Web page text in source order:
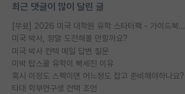
최근 댓글이 많이 달린 글
[무료] 2026 미국 대학원 유학 스타터팩 - 가이드북 & 합격자 컨택메일 템플릿
미국 박사, 정말 도전해볼 만할까요?
미국 박사 컨택 메일 답변 질문
미박 탑스쿨 유학이 빡세진 이유
혹시 이정도 스펙이면 어느정도 잡고 준비해야하나요?
타대 학부연구생 컨택 조언